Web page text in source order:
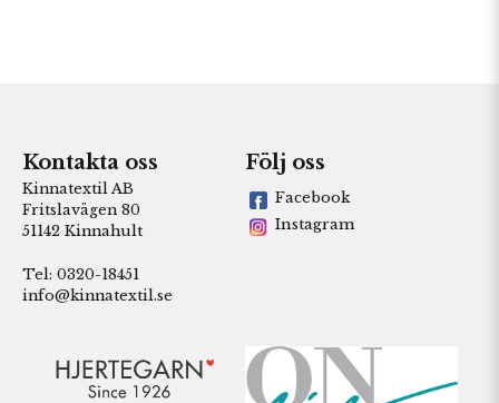
Kontakta oss
Kinnatextil AB
Fritslavägen 80
51142 Kinnahult
Tel: 0320-18451
info@kinnatextil.se
Följ oss
Facebook
Instagram